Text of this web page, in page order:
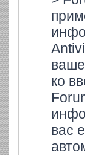
ко
вас